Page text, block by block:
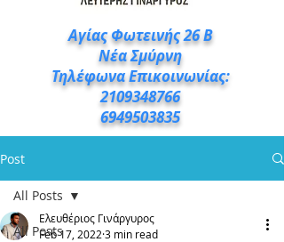
Αγίας Φωτεινής 26 Β
Νέα Σμύρνη
Τηλέφωνα Επικοινωνίας:
2109348766
6949503835
Post
All Posts
All Posts
Ελευθέριος Γινάργυρος
Feb 17, 2022 3 min read